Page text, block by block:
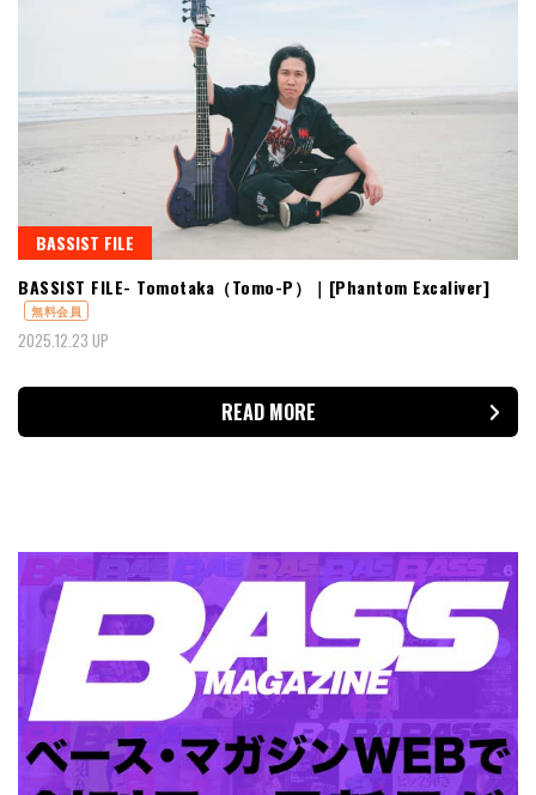
BASSIST FILE
BASSIST FILE- Tomotaka（Tomo-P）｜[Phantom Excaliver]
無料会員
2025.12.23 UP
READ MORE